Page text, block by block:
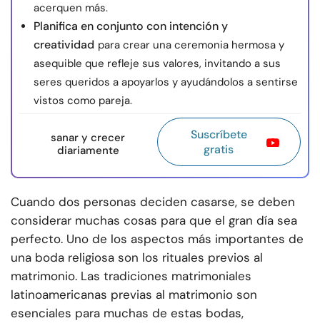
acerquen más.
Planifica en conjunto con intención y
creatividad para crear una ceremonia hermosa y
asequible que refleje sus valores, invitando a sus
seres queridos a apoyarlos y ayudándolos a sentirse
vistos como pareja.
sanar y crecer
diariamente
Suscríbete
gratis
Cuando dos personas deciden casarse, se deben
considerar muchas cosas para que el gran día sea
perfecto. Uno de los aspectos más importantes de
una boda religiosa son los rituales previos al
matrimonio. Las tradiciones matrimoniales
latinoamericanas previas al matrimonio son
esenciales para muchas de estas bodas,